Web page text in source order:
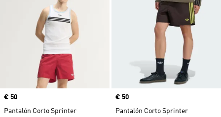
Precio
€ 50
Pantalón Corto Sprinter
Precio
€ 50
Pantalón Corto Sprinter